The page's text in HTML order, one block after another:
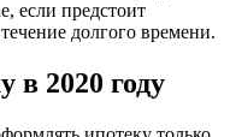
если предстоит
долгого времени.
в 2020 году